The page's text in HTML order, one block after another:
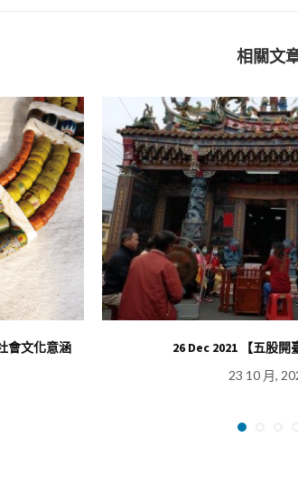
相關文
會文化意涵 26 Dec 2021 【五股開
23 10 月,